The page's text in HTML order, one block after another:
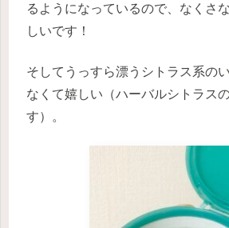
るようになっているので、なくさ
しいです！
そしてうっすら漂うシトラス系の
なくて嬉しい（ハーバルシトラス
す）。